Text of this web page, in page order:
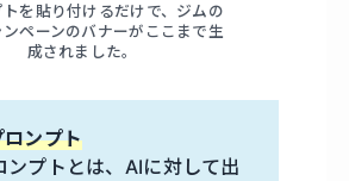
トを貼り付けるだけで、ジムの
ペーンのバナーがここまで生
成されました。
ンプト
ンプトとは、AIに対して出